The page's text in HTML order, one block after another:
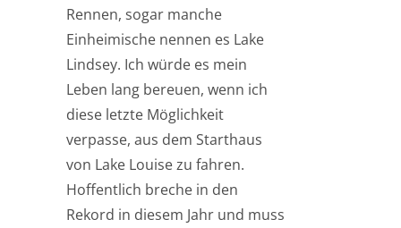
Rennen, sogar manche
Einheimische nennen es Lake
Lindsey. Ich würde es mein
Leben lang bereuen, wenn ich
diese letzte Möglichkeit
verpasse, aus dem Starthaus
von Lake Louise zu fahren.
Hoffentlich breche in den
Rekord in diesem Jahr und muss